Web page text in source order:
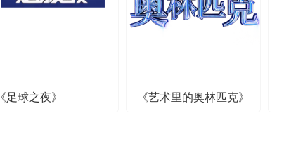
《足球之夜》 《艺术里的奥林匹克》